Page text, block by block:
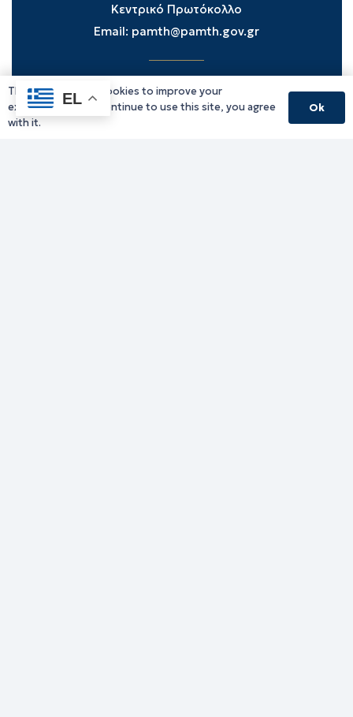
Κεντρικό Πρωτόκολλο
Email: pamth@pamth.gov.gr
Υπηρεσίες Δράμας
Υπηρεσίες Καβάλας
EL
This website uses cookies to improve your
experience. If you continue to use this site, you agree
with it.
Ok